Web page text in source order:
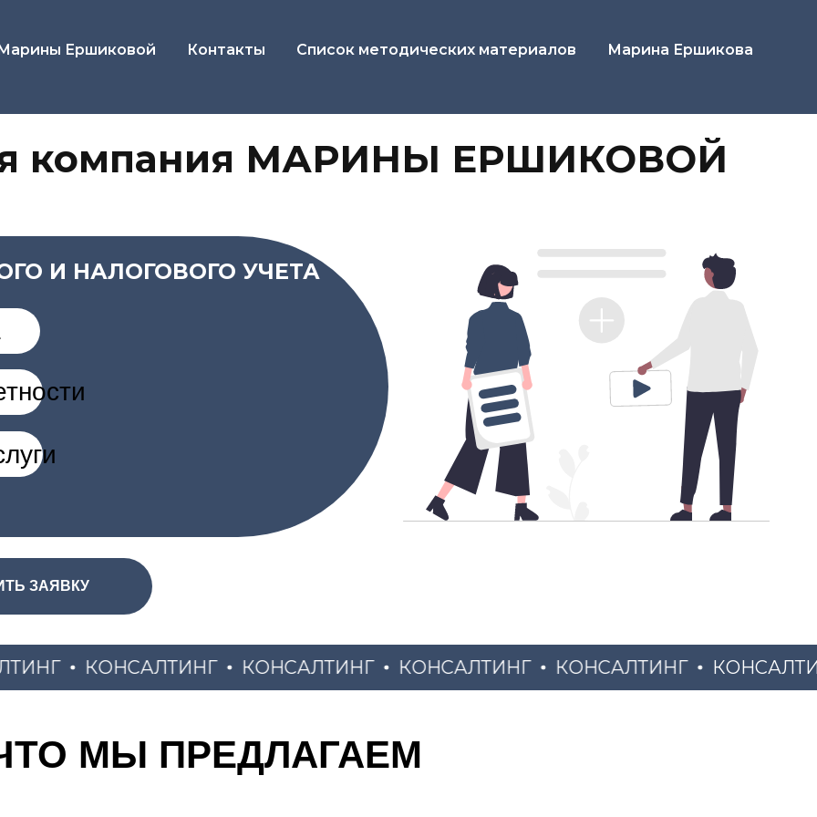
Ершиковой Контакты Список методических материалов Марина Ершикова
компания МАРИНЫ ЕРШИКОВОЙ
И НАЛОГОВОГО УЧЕТА
КОНСАЛТИНГ КОНСАЛТИНГ КОНСАЛТИНГ КОНСАЛТИНГ КОНСАЛТИНГ
МЫ ПРЕДЛАГАЕМ